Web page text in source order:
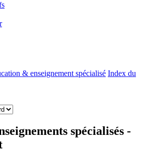
& enseignement spécialisé Index du
spécialisés -